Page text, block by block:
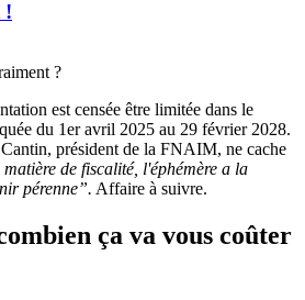
!
?
est censée être limitée dans le
du 1er avril 2025 au 29 février 2028.
président de la FNAIM, ne cache
matière de fiscalité, l'éphémère a la
pérenne”. Affaire à suivre.
ça va vous coûter